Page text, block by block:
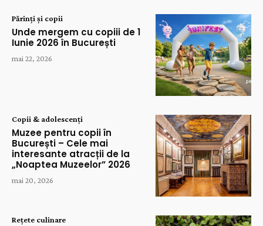
Părinți și copii
Unde mergem cu copiii de 1
Iunie 2026 în București
mai 22, 2026
Copii & adolescenți
Muzee pentru copii în
București – Cele mai
interesante atracții de la
„Noaptea Muzeelor” 2026
mai 20, 2026
Rețete culinare